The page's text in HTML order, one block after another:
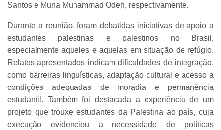
Santos e Muna Muhammad Odeh, respectivamente.
Durante a reunião, foram debatidas iniciativas de apoio a
estudantes palestinas e palestinos no Brasil,
especialmente aqueles e aquelas em situação de refúgio.
Relatos apresentados indicam dificuldades de integração,
como barreiras linguísticas, adaptação cultural e acesso a
condições adequadas de moradia e permanência
estudantil. Também foi destacada a experiência de um
projeto que trouxe estudantes da Palestina ao país, cuja
execução evidenciou a necessidade de políticas